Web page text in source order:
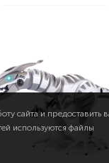
сайта и предоставить
используются файлы